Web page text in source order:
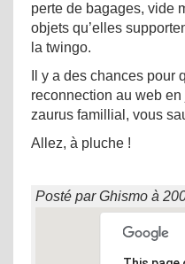
perte de bagages, vide
objets qu’elles
la twingo.
Il y a des chances
reconnection au web en
zaurus famillial, vous
Allez, à pluche !
Posté parGhismo à